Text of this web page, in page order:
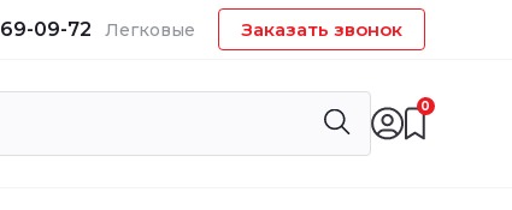
09-72 Легковые Заказать звонок
0